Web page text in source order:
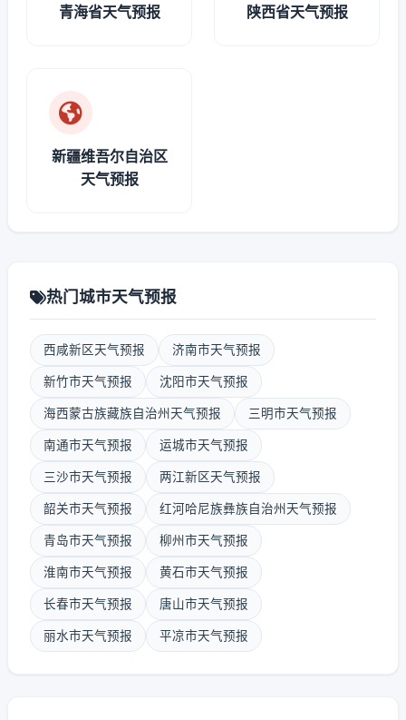
青海省天气预报 陕西省天气预报
新疆维吾尔自治区
天气预报
热门城市天气预报
西咸新区天气预报 济南市天气预报
新竹市天气预报 沈阳市天气预报
海西蒙古族藏族自治州天气预报 三明市天气预报
南通市天气预报 运城市天气预报
三沙市天气预报 两江新区天气预报
韶关市天气预报 红河哈尼族彝族自治州天气预报
青岛市天气预报 柳州市天气预报
淮南市天气预报 黄石市天气预报
长春市天气预报 唐山市天气预报
丽水市天气预报 平凉市天气预报